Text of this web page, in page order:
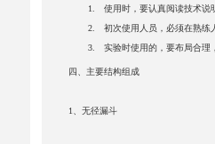
1. 使用时，要认真阅读技术说明
2. 初次使用人员，必须在熟练人
3. 实验时使用的，要布局合理，
四、 主要结构组成
1、无径漏斗